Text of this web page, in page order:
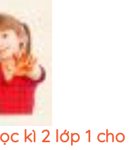
kì 2 lớp 1 cho